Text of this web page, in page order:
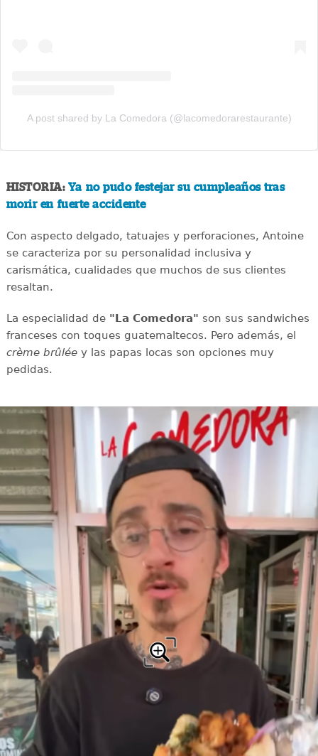
A post shared by La Comedora (@lacomedorarestaurante)
HISTORIA: Ya no pudo festejar su cumpleaños tras
morir en fuerte accidente
Con aspecto delgado, tatuajes y perforaciones, Antoine
se caracteriza por su personalidad inclusiva y
carismática, cualidades que muchos de sus clientes
resaltan.
La especialidad de "La Comedora" son sus sandwiches
franceses con toques guatemaltecos. Pero además, el
crème brûléey las papas locas son opciones muy
pedidas.